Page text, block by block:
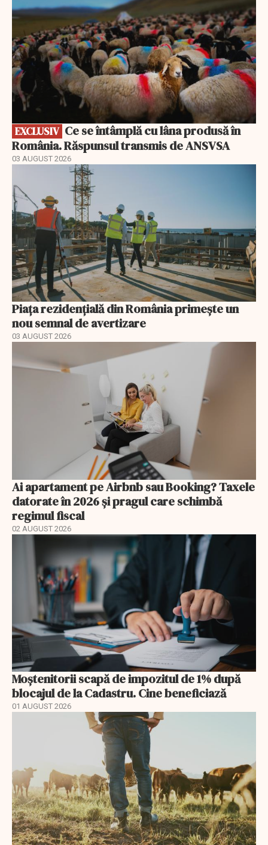
EXCLUSIV
România. Răspunsul transmis de ANSVSA
03 AUGUST 2026
Piața rezidențială din România primește un
nou semnal de avertizare
03 AUGUST 2026
Ai apartament pe Airbnb sau Booking? Taxele
datorate în 2026 și pragul care schimbă
regimul fiscal
02 AUGUST 2026
Moștenitorii scapă de impozitul de 1% după
blocajul de la Cadastru. Cine beneficiază
01 AUGUST 2026